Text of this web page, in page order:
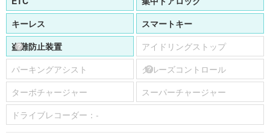
キーレス
スマートキー
盗難防止装置
アイドリングストップ
パーキングアシスト
クルーズコントロール
ターボチャージャー
スーパーチャージャー
ドライブレコーダー： -